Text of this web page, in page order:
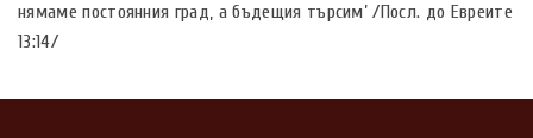
нямаме постоянния град, а бъдещия търсим’ /Посл. до Евреите
13:14/